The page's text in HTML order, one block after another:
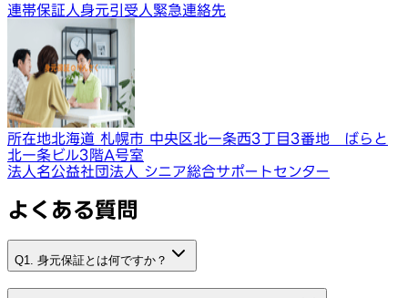
連帯保証人身元引受人緊急連絡先
所在地北海道 札幌市 中央区北一条西3丁目3番地 ばらと
北一条ビル3階A号室
法人名公益社団法人 シニア総合サポートセンター
よくある質問
Q1. 身元保証とは何ですか？